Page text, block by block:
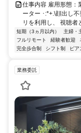
仕事内容 雇用形態：
ーター ･:*+.\顔出し
リを利用し、 視聴者
短期（3ヵ月以内） 主婦・
フルリモート
経験者歓迎
完全歩合制
シフト制 ピア
業務委託